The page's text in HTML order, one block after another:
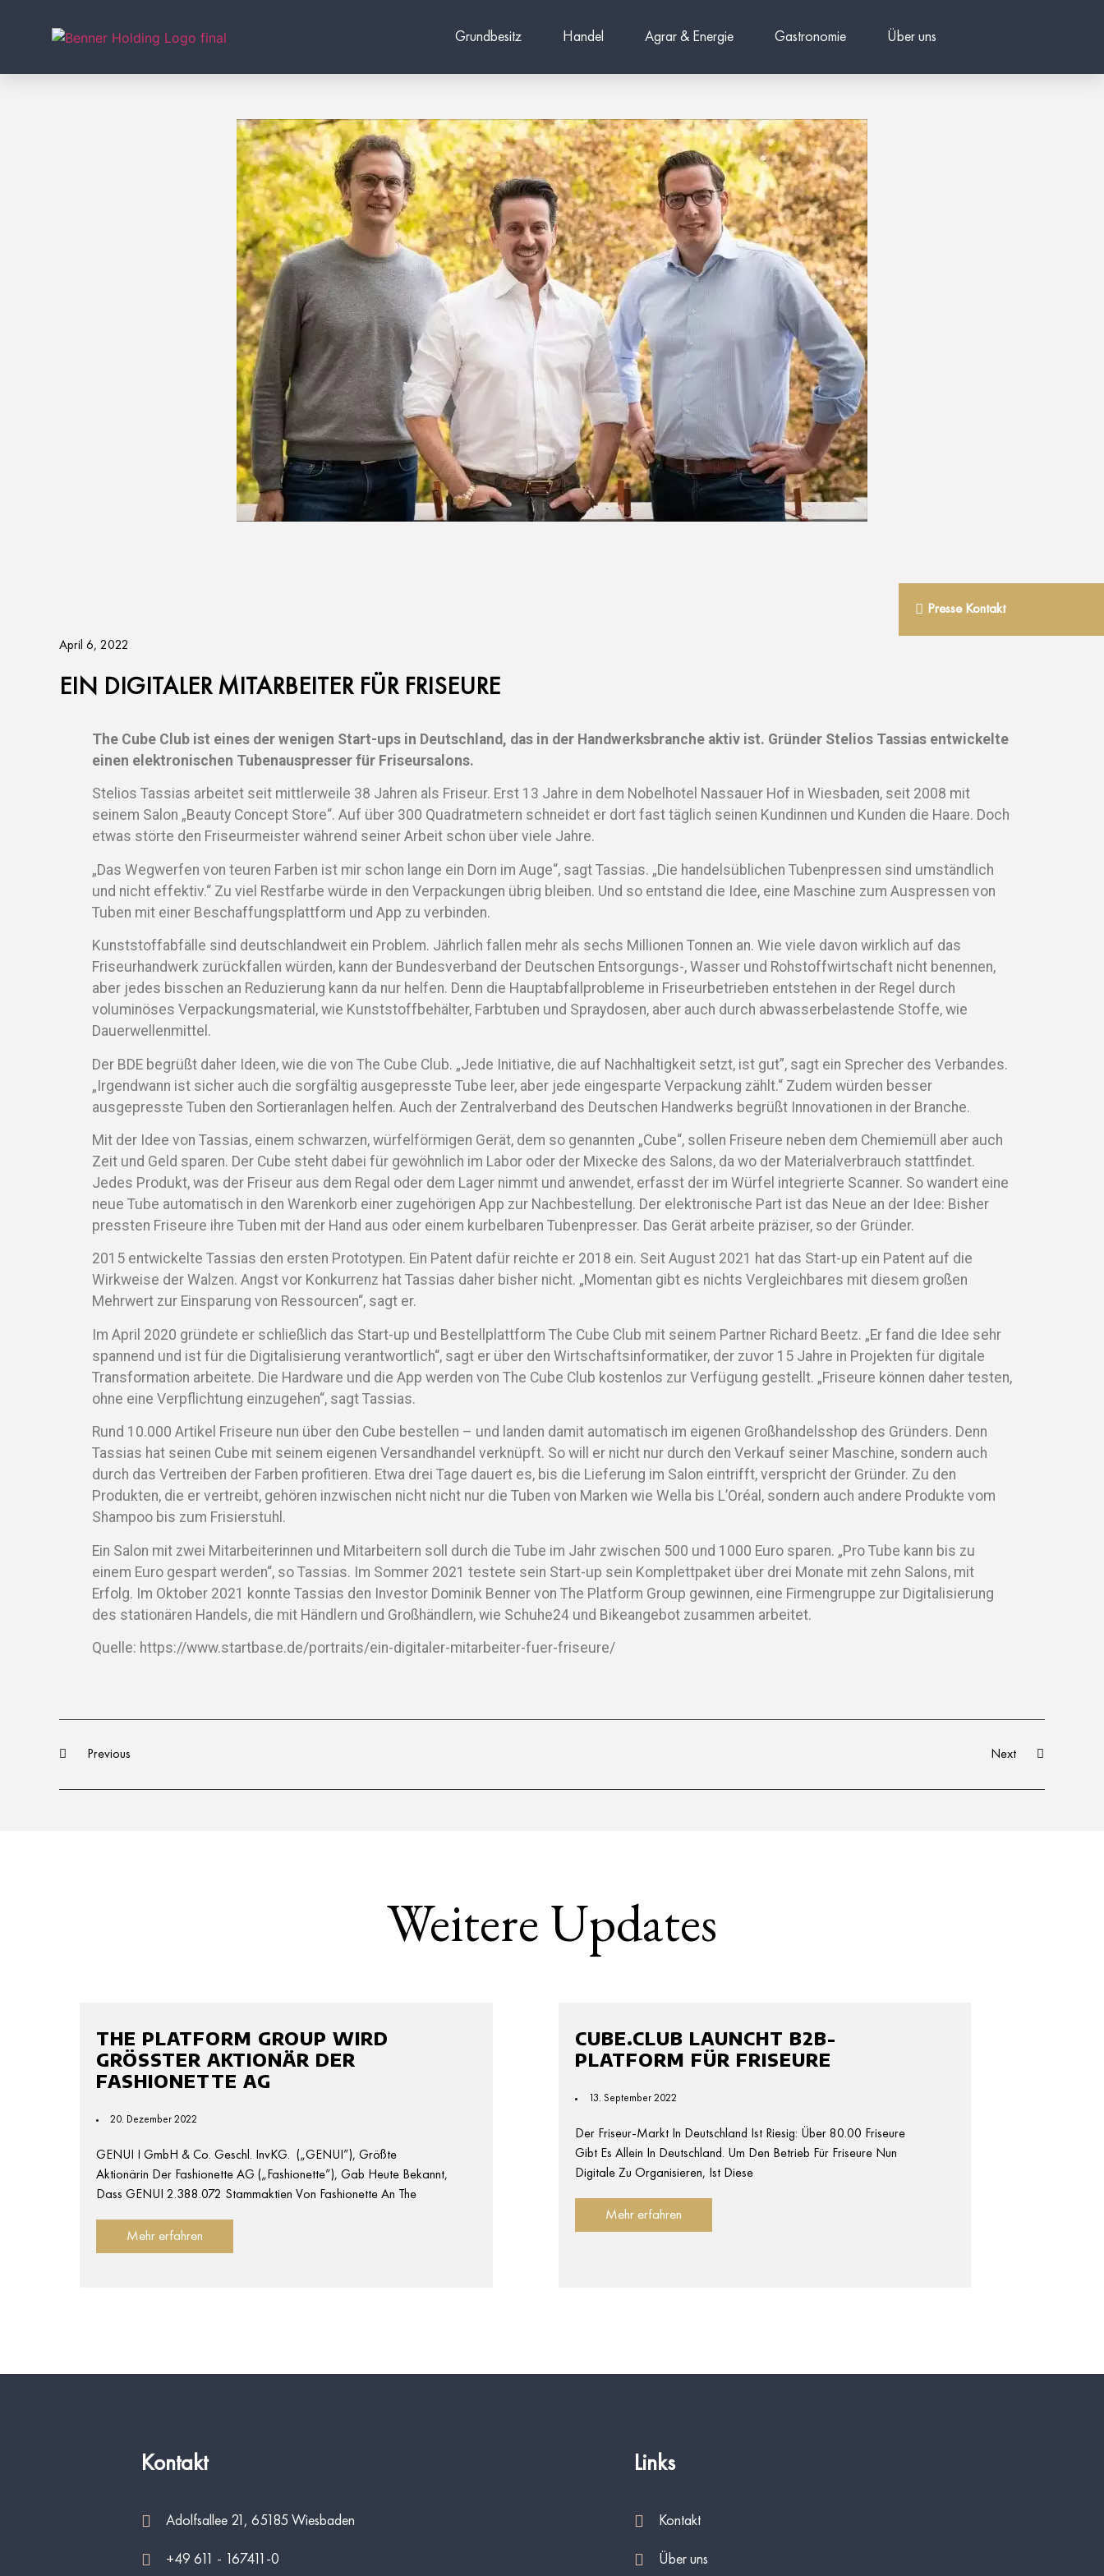
Grundbesitz Handel Agrar & Energie Gastronomie Über uns
Presse Kontakt
April 6, 2022
EIN DIGITALER MITARBEITER FÜR FRISEURE
The Cube Club ist eines der wenigen Start-ups in Deutschland, das in der Handwerksbranche aktiv ist. Gründer Stelios Tassias entwickelte
einen elektronischen Tubenauspresser für Friseursalons.
Stelios Tassias arbeitet seit mittlerweile 38 Jahren als Friseur. Erst 13 Jahre in dem Nobelhotel Nassauer Hof in Wiesbaden, seit 2008 mit
seinem Salon „Beauty Concept Store“. Auf über 300 Quadratmetern schneidet er dort fast täglich seinen Kundinnen und Kunden die Haare. Doch
etwas störte den Friseurmeister während seiner Arbeit schon über viele Jahre.
„Das Wegwerfen von teuren Farben ist mir schon lange ein Dorn im Auge“, sagt Tassias. „Die handelsüblichen Tubenpressen sind umständlich
und nicht effektiv.“ Zu viel Restfarbe würde in den Verpackungen übrig bleiben. Und so entstand die Idee, eine Maschine zum Auspressen von
Tuben mit einer Beschaffungsplattform und App zu verbinden.
Kunststoffabfälle sind deutschlandweit ein Problem. Jährlich fallen mehr als sechs Millionen Tonnen an. Wie viele davon wirklich auf das
Friseurhandwerk zurückfallen würden, kann der Bundesverband der Deutschen Entsorgungs-, Wasser und Rohstoffwirtschaft nicht benennen,
aber jedes bisschen an Reduzierung kann da nur helfen. Denn die Hauptabfallprobleme in Friseurbetrieben entstehen in der Regel durch
voluminöses Verpackungsmaterial, wie Kunststoffbehälter, Farbtuben und Spraydosen, aber auch durch abwasserbelastende Stoffe, wie
Dauerwellenmittel.
Der BDE begrüßt daher Ideen, wie die von The Cube Club. „Jede Initiative, die auf Nachhaltigkeit setzt, ist gut”, sagt ein Sprecher des Verbandes.
„Irgendwann ist sicher auch die sorgfältig ausgepresste Tube leer, aber jede eingesparte Verpackung zählt.“ Zudem würden besser
ausgepresste Tuben den Sortieranlagen helfen. Auch der Zentralverband des Deutschen Handwerks begrüßt Innovationen in der Branche.
Mit der Idee von Tassias, einem schwarzen, würfelförmigen Gerät, dem so genannten „Cube“, sollen Friseure neben dem Chemiemüll aber auch
Zeit und Geld sparen. Der Cube steht dabei für gewöhnlich im Labor oder der Mixecke des Salons, da wo der Materialverbrauch stattfindet.
Jedes Produkt, was der Friseur aus dem Regal oder dem Lager nimmt und anwendet, erfasst der im Würfel integrierte Scanner. So wandert eine
neue Tube automatisch in den Warenkorb einer zugehörigen App zur Nachbestellung. Der elektronische Part ist das Neue an der Idee: Bisher
pressten Friseure ihre Tuben mit der Hand aus oder einem kurbelbaren Tubenpresser. Das Gerät arbeite präziser, so der Gründer.
2015 entwickelte Tassias den ersten Prototypen. Ein Patent dafür reichte er 2018 ein. Seit August 2021 hat das Start-up ein Patent auf die
Wirkweise der Walzen. Angst vor Konkurrenz hat Tassias daher bisher nicht. „Momentan gibt es nichts Vergleichbares mit diesem großen
Mehrwert zur Einsparung von Ressourcen“, sagt er.
Im April 2020 gründete er schließlich das Start-up und Bestellplattform The Cube Club mit seinem Partner Richard Beetz. „Er fand die Idee sehr
spannend und ist für die Digitalisierung verantwortlich“, sagt er über den Wirtschaftsinformatiker, der zuvor 15 Jahre in Projekten für digitale
Transformation arbeitete. Die Hardware und die App werden von The Cube Club kostenlos zur Verfügung gestellt. „Friseure können daher testen,
ohne eine Verpflichtung einzugehen“, sagt Tassias.
Rund 10.000 Artikel Friseure nun über den Cube bestellen – und landen damit automatisch im eigenen Großhandelsshop des Gründers. Denn
Tassias hat seinen Cube mit seinem eigenen Versandhandel verknüpft. So will er nicht nur durch den Verkauf seiner Maschine, sondern auch
durch das Vertreiben der Farben profitieren. Etwa drei Tage dauert es, bis die Lieferung im Salon eintrifft, verspricht der Gründer. Zu den
Produkten, die er vertreibt, gehören inzwischen nicht nicht nur die Tuben von Marken wie Wella bis L’Oréal, sondern auch andere Produkte vom
Shampoo bis zum Frisierstuhl.
Ein Salon mit zwei Mitarbeiterinnen und Mitarbeitern soll durch die Tube im Jahr zwischen 500 und 1000 Euro sparen. „Pro Tube kann bis zu
einem Euro gespart werden“, so Tassias. Im Sommer 2021 testete sein Start-up sein Komplettpaket über drei Monate mit zehn Salons, mit
Erfolg. Im Oktober 2021 konnte Tassias den Investor Dominik Benner von The Platform Group gewinnen, eine Firmengruppe zur Digitalisierung
des stationären Handels, die mit Händlern und Großhändlern, wie Schuhe24 und Bikeangebot zusammen arbeitet.
Quelle: https://www.startbase.de/portraits/ein-digitaler-mitarbeiter-fuer-friseure/
Previous Next
Weitere Updates
THE PLATFORM GROUP WIRD
GRÖSSTER AKTIONÄR DER F
ASHIONETTE AG
20. Dezember 2022
GENUI I GmbH & Co. Geschl. InvKG. („GENUI”), Größte
Aktionärin Der Fashionette AG („fashionette”), Gab Heute Bekannt,
Dass GENUI 2.388.072 Stammaktien Von Fashionette An The
Mehr erfahren
CUBE.CLUB LAUNCHT B2B-
PLATFORM FÜR FRISEURE
13. September 2022
Der Friseur-Markt In Deutschland Ist Riesig: Über 80.00 Friseure
Gibt Es Allein In Deutschland. Um Den Betrieb Für Friseure Nun
Digitale Zu Organisieren, Ist Diese
Mehr erfahren
Kontakt
Adolfsallee 21, 65185 Wiesbaden
+49 611 - 167411-0
Links
Kontakt
Über uns